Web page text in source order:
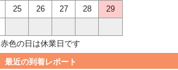
25 26 27 28
29
赤色の日は休業日です
最近の到着レポート